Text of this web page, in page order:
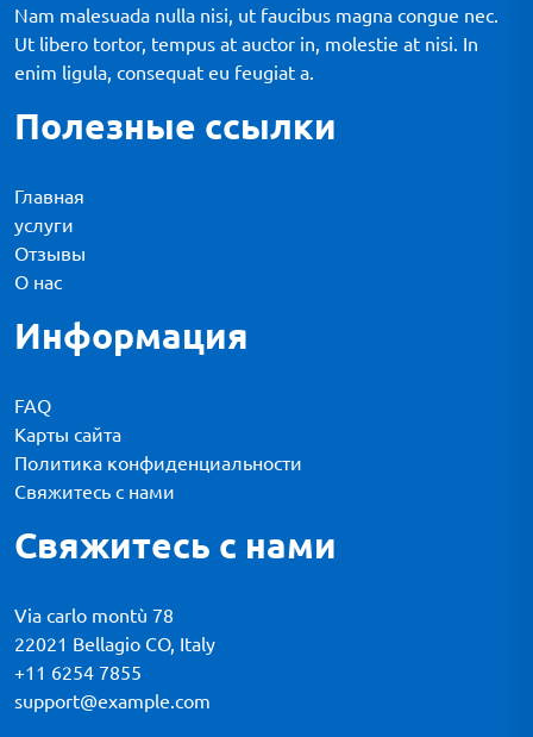
Nam malesuada nulla nisi, ut faucibus magna congue nec.
Ut libero tortor, tempus at auctor in, molestie at nisi. In
enim ligula, consequat eu feugiat a.
Полезные ссылки
Главная
услуги
Отзывы
О нас
Информация
FAQ
Карты сайта
Политика конфиденциальности
Свяжитесь с нами
Свяжитесь с нами
Via carlo montù 78
22021 Bellagio CO, Italy
+11 6254 7855
support@example.com